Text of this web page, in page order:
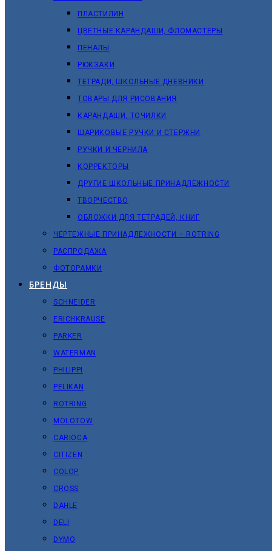
ПЛАСТИЛИН
ЦВЕТНЫЕ КАРАНДАШИ, ФЛОМАСТЕРЫ
ПЕНАЛЫ
РЮКЗАКИ
ТЕТРАДИ, ШКОЛЬНЫЕ ДНЕВНИКИ
ТОВАРЫ ДЛЯ РИСОВАНИЯ
КАРАНДАШИ, ТОЧИЛКИ
ШАРИКОВЫЕ РУЧКИ И СТЕРЖНИ
РУЧКИ И ЧЕРНИЛА
КОРРЕКТОРЫ
ДРУГИЕ ШКОЛЬНЫЕ ПРИНАДЛЕЖНОСТИ
ТВОРЧЕСТВО
ОБЛОЖКИ ДЛЯ ТЕТРАДЕЙ, КНИГ
ЧЕРТЕЖНЫЕ ПРИНАДЛЕЖНОСТИ – ROTRING
РАСПРОДАЖА
ФОТОРАМКИ
БРЕНДЫ
SCHNEIDER
ERICHKRAUSE
PARKER
WATERMAN
PHILIPPI
PELIKAN
ROTRING
MOLOTOW
CARIOCA
CITIZEN
COLOP
CROSS
DAHLE
DELI
DYMO